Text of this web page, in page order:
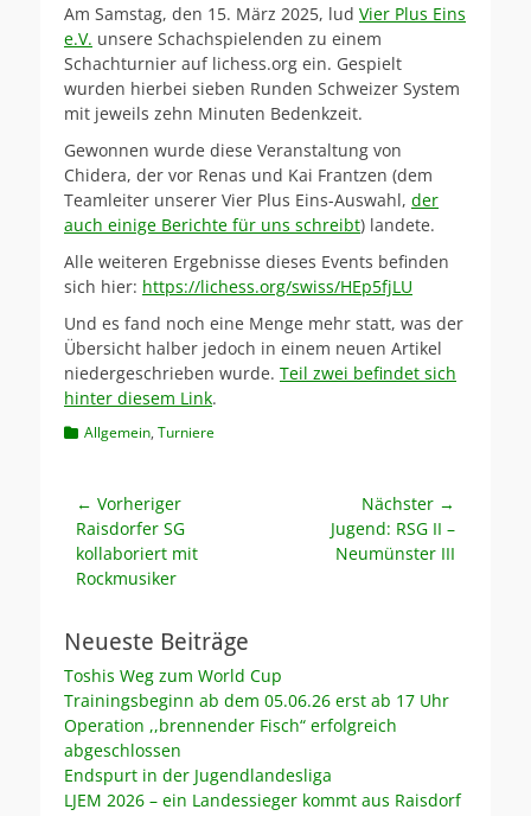
Am Samstag, den 15. März 2025, lud Vier Plus Eins
e.V. unsere Schachspielenden zu einem
Schachturnier auf lichess.org ein. Gespielt
wurden hierbei sieben Runden Schweizer System
mit jeweils zehn Minuten Bedenkzeit.
Gewonnen wurde diese Veranstaltung von
Chidera, der vor Renas und Kai Frantzen (dem
Teamleiter unserer Vier Plus Eins-Auswahl, der
auch einige Berichte für uns schreibt) landete.
Alle weiteren Ergebnisse dieses Events befinden
sich hier: https://lichess.org/swiss/HEp5fjLU
Und es fand noch eine Menge mehr statt, was der
Übersicht halber jedoch in einem neuen Artikel
niedergeschrieben wurde. Teil zwei befindet sich
hinter diesem Link.
Kategorien
Allgemein, Turniere
Beitragsnavigation
← Vorheriger
Vorheriger
Beitrag:
Raisdorfer SG
kollaboriert mit
Rockmusiker
Nächster →
NächsterJugend: RSG II –
Neumünster III
Neueste Beiträge
Toshis Weg zum World Cup
Trainingsbeginn ab dem 05.06.26 erst ab 17 Uhr
Operation ,,brennender Fisch“ erfolgreich
abgeschlossen
Endspurt in der Jugendlandesliga
LJEM 2026 – ein Landessieger kommt aus Raisdorf